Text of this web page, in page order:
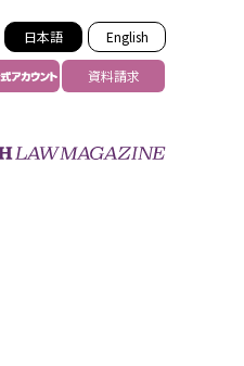
日本語 English
資料請求